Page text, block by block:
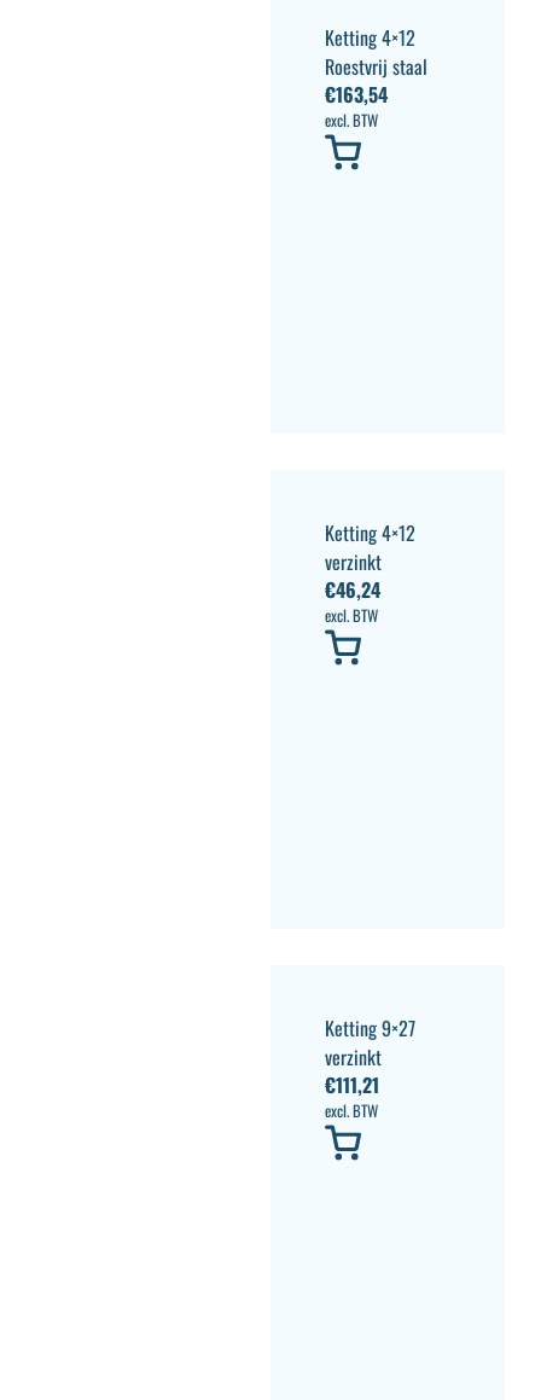
Ketting 4×12
Roestvrij staal
€163,54
excl. BTW
Ketting 4×12
verzinkt
€46,24
excl. BTW
Ketting 9×27
verzinkt
€111,21
excl. BTW